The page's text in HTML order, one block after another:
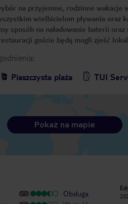
na przyjemne, rodzinne wakacje
wielbicielom pływania oraz
sposób na naładowanie baterii
goście będą mogli zjeść
Piaszczysta plaża TUI
Pokaż na mapie
Obsługa